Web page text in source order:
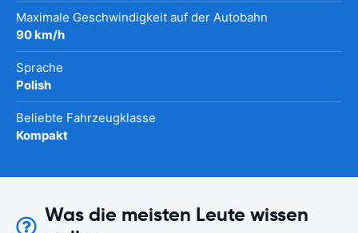
Maximale Geschwindigkeit auf der Autobahn
90 km/h
Sprache
Polish
Beliebte Fahrzeugklasse
Kompakt
Was die meisten Leute wissen